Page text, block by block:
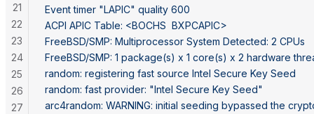
Event timer "LAPIC" quality 600
ACPI APIC Table: <BOCHS  BXPCAPIC>
FreeBSD/SMP: Multiprocessor System Detected: 2 CPUs
FreeBSD/SMP: 1 package(s) x 1 core(s) x 2 hardware
random: registering fast source Intel Secure Key Seed
random: fast provider: "Intel Secure Key Seed"
arc4random: WARNING: initial seeding bypassed the
21
22
23
24
25
26
27